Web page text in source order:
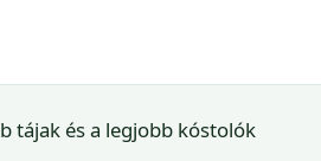
tájak és a legjobb kóstolók